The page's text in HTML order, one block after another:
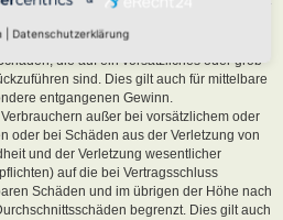
der Verletzung von Leben, Körper
wesentlicher Vertragspflichten
die auf ein vorsätzliches oder grob
sind. Dies gilt auch für mittelbare
entgangenen Gewinn.
außer bei vorsätzlichem oder
oder bei Schäden aus der Verletzung von
und der Verletzung wesentlicher
auf die bei Vertragsschluss
Schäden und im übrigen der Höhe nach
begrenzt. Dies gilt auch
Datenschutzerklärung